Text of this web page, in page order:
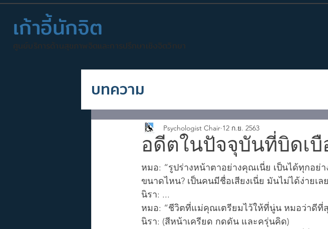
เก้าอี้นักจิต
ศูนย์บริการด้านสุขภาพจิตและการปรึกษาเชิงจิตวิทยา
บทความ
อดีตในปัจจุบันที่บิดเ
Psychologist Chair 12 ก.ย. 2563
หมอ: “รูปร่างหน้าตาอย่างคุณเนี่ย เป็นได้ทุกอ
ขนาดไหน? เป็นคนมีชื่อเสียงเนี่ย มันไม่ได้ง่ายเล
นิรา: ...
หมอ: “ชีวิตที่แม่คุณเตรียมไว้ให้ที่นู่น หมอว่าดีที่
นิรา: (สีหน้าเครียด กดดัน และครุ่นคิด)